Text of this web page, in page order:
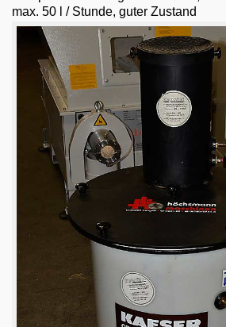
max. 50 l / Stunde, guter Zustand